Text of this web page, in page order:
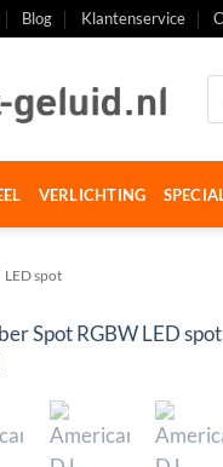
Blog Klantenservice
VERLICHTING
LED spot